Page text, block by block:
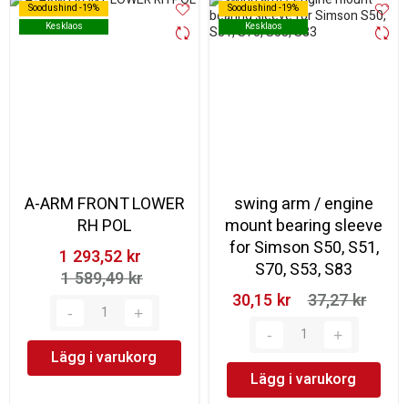
Soodushind -19%
Kesklaos
Soodushind -19%
Kesklaos
A-ARM FRONT LOWER
RH POL
1 293,52 kr‎
1 589,49 kr‎
Lägg i varukorg
Soodushind -19%
Kesklaos
Soodushind -19%
Kesklaos
swing arm / engine
mount bearing sleeve
for Simson S50, S51,
S70, S53, S83
30,15 kr‎
37,27 kr‎
Lägg i varukorg